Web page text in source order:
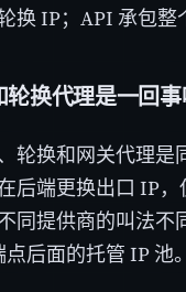
换 IP；API 承包整
换代理是一回事
轮换和网关代理是
后端更换出口 IP，
同提供商的叫法不
后面的托管 IP 池。